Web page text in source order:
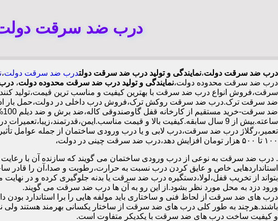
درب ضد سرقت
درب ضد سرقت دولت،نمایندگی و تولید درب ضد سرقت دولتدرب ضد سرقت دولت،
درب ضد سرقت محدوده دولت،نمایندگی و تولید درب ضد سرقت محدوده دولت،
سرقت،فروش انواع درب ضد سرقت با بهترین کیفیت و مناسب ترین قیمت،تولید
ضد سرقت ترک.درب ضد سرقت روکش ترک،فروش درب داخلی در دولت،حمل بار
ساعته.بیش از 9 سال سابقه.کیفیت بالا و قیمت
تعمیر،رگلاژ درب ضد سرقت،درب لابی و یا درب ورودی ساختمان از جمله عوامل
۱۰۰ تا ۵۰۰ هزار تومان افزایش دهد،درب ضد سرقت چینی در دولت،
. درب ضد سرقت به نوعی از درب ورودی ساختمان می گویند که سازنده آن با رعایت
استانداردهایی خاص و عایق کردن درب نسبت به حرارت،رطوبت و صدا،آن را قادر
بتواند از تخریب قفل،لولا،دستگیره درب ضد سرقت یا بدنه جلوگیری کرده و در نهایت
ورود دزد به محل مورد نظر بشود.از این رو به آن ها درب ضد سرقت می گویند.
درب های ضد سرقت از لحاظ فنی و ساختاری باید مولفه هایی را برا استاندارد بودن
باشند.هرچند به طور کلی درب های ضد سرقت از ساختار یکسانی بهرمند هستند
و کیفیت ساخت درب های ضد سرقت با یکدیکر متفاوت است.